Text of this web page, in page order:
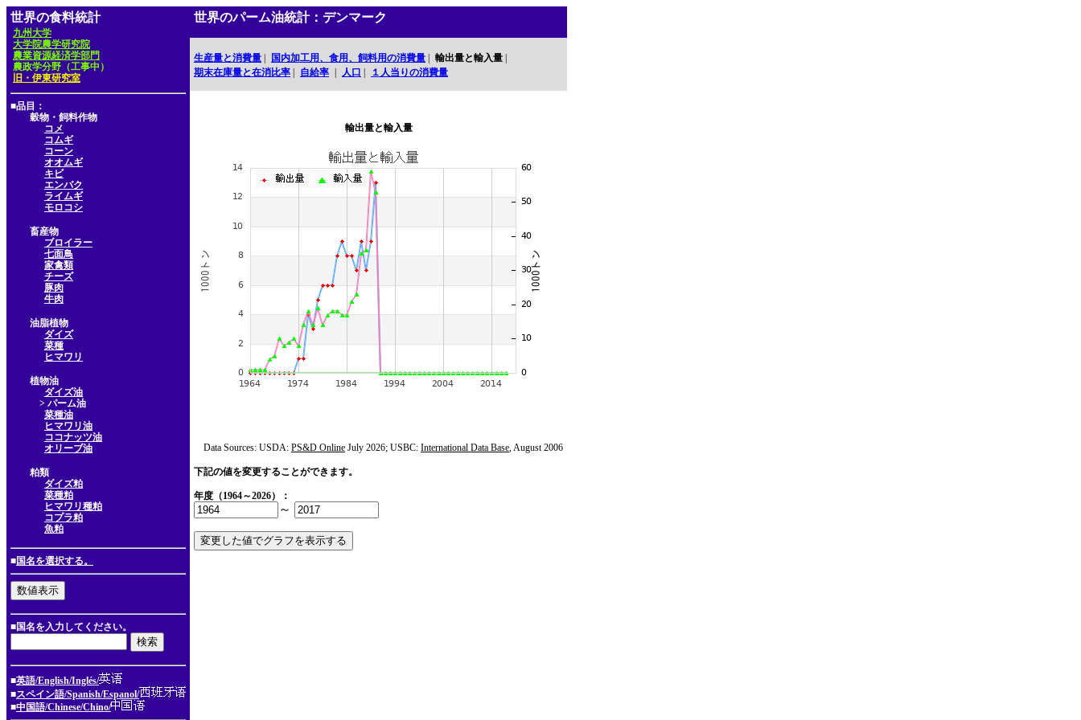
世界の食料統計
九州大学
大学院農学研究院
農業資源経済学部門
農政学分野（工事中）
旧・伊東研究室
■品目：
穀物・飼料作物
コメ
コムギ
コーン
オオムギ
キビ
エンバク
ライムギ
モロコシ
畜産物
ブロイラー
七面鳥
家禽類
チーズ
豚肉
牛肉
油脂植物
ダイズ
菜種
ヒマワリ
植物油
ダイズ油
> パーム油
菜種油
ヒマワリ油
ココナッツ油
オリーブ油
粕類
ダイズ粕
菜種粕
ヒマワリ種粕
コプラ粕
魚粕
■国名を選択する。
■国名を入力してください。
■英語/English/Inglés/
■スペイン語/Spanish/Espanol/
■中国語/Chinese/Chino/
世界のパーム油統計：デンマーク
生産量と消費量 国内加工用、食用、飼料用の消費量 輸出量と輸入量
期末在庫量と在消比率
自給率 人口 １人当りの消費量
輸出量と輸入量
Data Sources: USDA: PS&D Online July 2026; USBC: International Data Base, August 2006
下記の値を変更することができます。
年度（1964～2026）：
～